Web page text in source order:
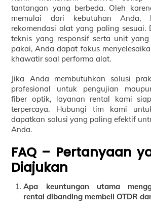
tantangan yang berbeda. Oleh
memulai dari kebutuhan Anda,
rekomendasi alat yang paling sesuai.
teknis yang responsif serta unit
pakai, Anda dapat fokus
khawatir soal performa alat.
Jika Anda membutuhkan solusi
profesional untuk pengujian
fiber optik, layanan rental kami
terpercaya. Hubungi tim kami
dapatkan solusi yang paling efektif
Anda.
FAQ – Pertanyaan
Diajukan
Apa keuntungan utama
rental dibanding membeli OTDR